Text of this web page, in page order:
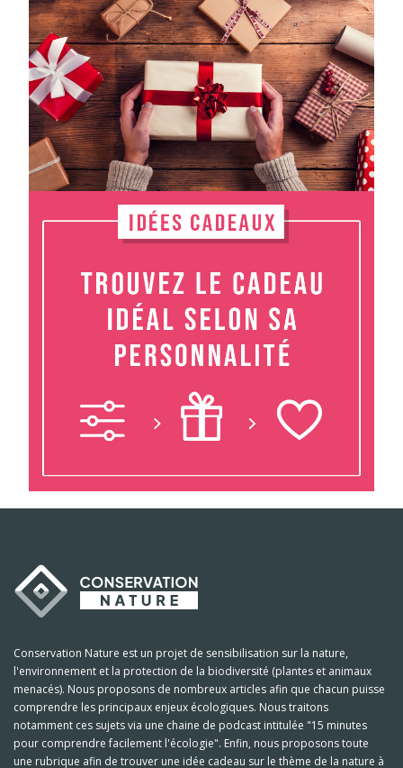
Conservation Nature est un projet de sensibilisation sur la nature,
l'environnement et la protection de la biodiversité (plantes et animaux
menacés). Nous proposons de nombreux articles afin que chacun puisse
comprendre les principaux enjeux écologiques. Nous traitons
notamment ces sujets via une chaine de podcast intitulée "15 minutes
pour comprendre facilement l'écologie". Enfin, nous proposons toute
une rubrique afin de trouver une idée cadeau sur le thème de la nature à